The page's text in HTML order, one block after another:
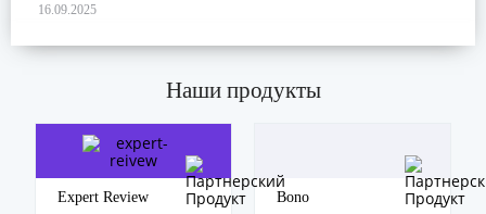
Наши продукты
Expert Review Bono